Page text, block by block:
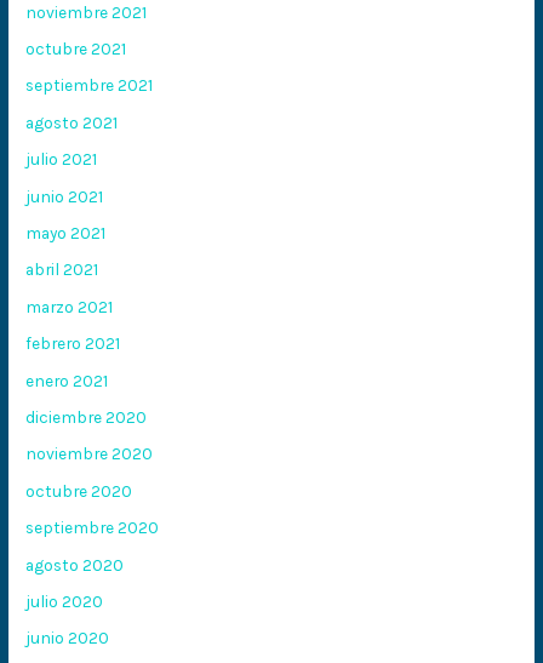
noviembre 2021
octubre 2021
septiembre 2021
agosto 2021
julio 2021
junio 2021
mayo 2021
abril 2021
marzo 2021
febrero 2021
enero 2021
diciembre 2020
noviembre 2020
octubre 2020
septiembre 2020
agosto 2020
julio 2020
junio 2020